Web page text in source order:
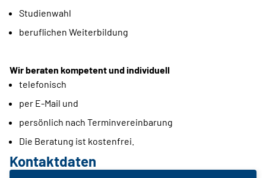
Studienwahl
beruflichen Weiterbildung
Wir beraten kompetent und individuell
telefonisch
per E-Mail und
persönlich nach Terminvereinbarung
Die Beratung ist kostenfrei.
Kontaktdaten